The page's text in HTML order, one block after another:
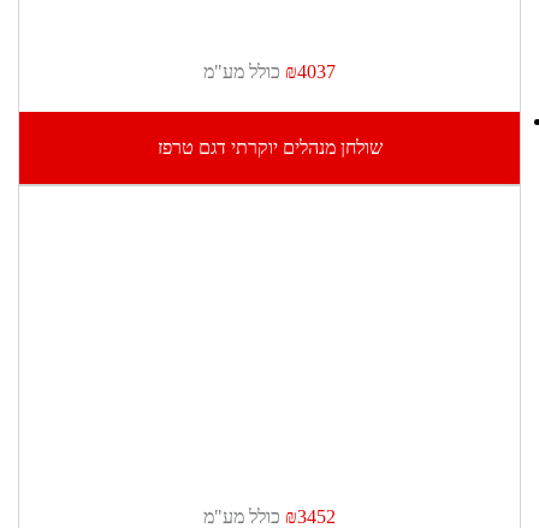
שולחן מנהלים יוקרתי דגם טרפז
₪4037 כולל מע"מ
₪3452 כולל מע"מ